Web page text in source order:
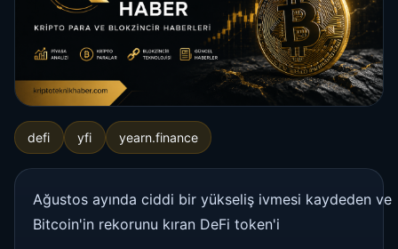
defi yfi yearn.finance
Ağustos ayında ciddi bir yükseliş ivmesi kaydeden ve
Bitcoin'in rekorunu kıran DeFi token'i